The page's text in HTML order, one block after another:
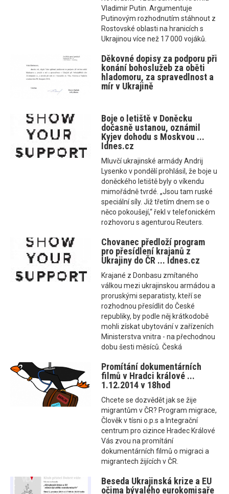
Vladimir Putin. Argumentuje
Putinovým rozhodnutím stáhnout z
Rostovské oblasti na hranicích s
Ukrajinou více než 17 000 vojáků.
Děkovné dopisy za podporu při
konání bohoslužeb za oběti
hladomoru, za spravedlnost a
mír v Ukrajině
Boje o letiště v Doněcku
dočasně ustanou, oznámil
Kyjev dohodu s Moskvou ...
Idnes.cz
Mluvčí ukrajinské armády Andrij
Lysenko v pondělí prohlásil, že boje u
doněckého letiště byly o víkendu
mimořádně tvrdé. „Jsou tam ruské
speciální síly. Již třetím dnem se o
něco pokoušejí,“ řekl v telefonickém
rozhovoru s agenturou Reuters.
Chovanec předloží program
pro přesídlení krajanů z
Ukrajiny do ČR ... Idnes.cz
Krajané z Donbasu zmítaného
válkou mezi ukrajinskou armádou a
proruskými separatisty, kteří se
rozhodnou přesídlit do České
republiky, by podle něj krátkodobě
mohli získat ubytování v zařízeních
Ministerstva vnitra - na přechodnou
dobu šesti měsíců. Česká
Promítání dokumentárních
filmů v Hradci králové ...
1.12.2014 v 18hod
Chcete se dozvědět jak se žije
migrantům v ČR? Program migrace,
Člověk v tísni o.p.s a Integrační
centrum pro cizince Hradec Králové
Vás zvou na promítání
dokumentárních filmů o migraci a
migrantech žijících v ČR.
Beseda Ukrajinská krize a EU
očima bývalého eurokomisaře